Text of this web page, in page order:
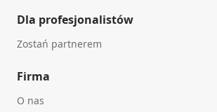
Dla profesjonalistów
Zostań partnerem
Firma
O nas